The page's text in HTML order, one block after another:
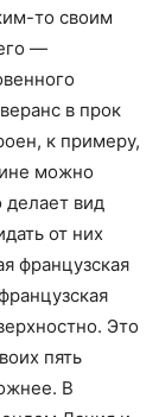
то своим
—
в прок
к примеру,
можно
делает вид
от них
французская
Это
пять
В